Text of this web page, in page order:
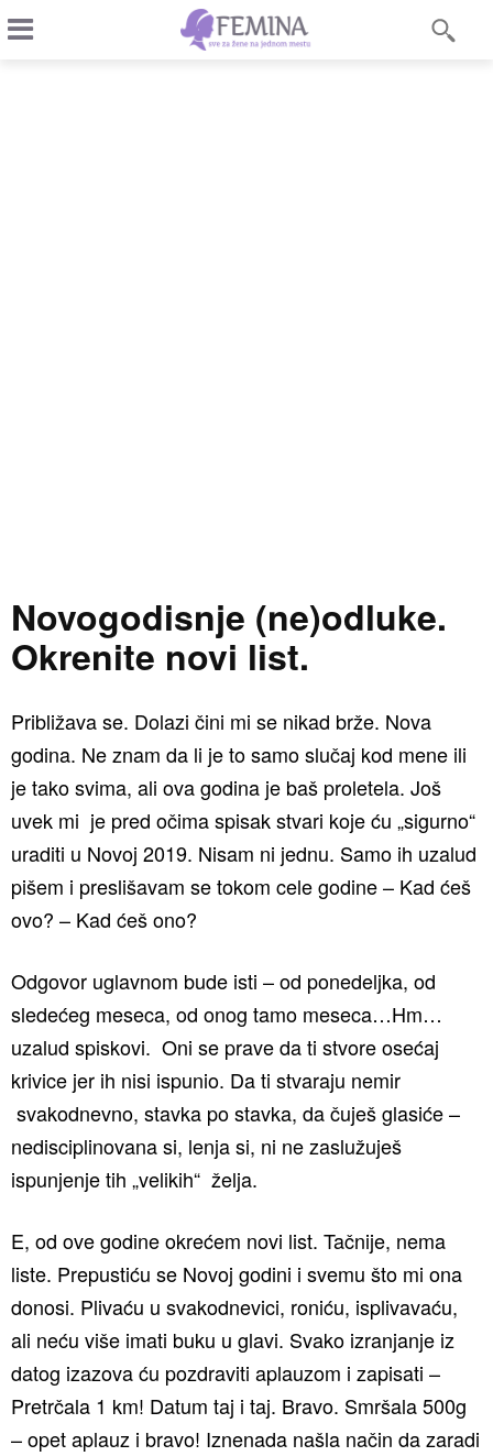
Novogodisnje (ne)odluke.
Okrenite novi list.
Približava se. Dolazi čini mi se nikad brže. Nova
godina. Ne znam da li je to samo slučaj kod mene ili
je tako svima, ali ova godina je baš proletela. Još
uvek mi je pred očima spisak stvari koje ću „sigurno“
uraditi u Novoj 2019. Nisam ni jednu. Samo ih uzalud
pišem i preslišavam se tokom cele godine – Kad ćeš
ovo? – Kad ćeš ono?
Odgovor uglavnom bude isti – od ponedeljka, od
sledećeg meseca, od onog tamo meseca…Hm…
uzalud spiskovi. Oni se prave da ti stvore osećaj
krivice jer ih nisi ispunio. Da ti stvaraju nemir
svakodnevno, stavka po stavka, da čuješ glasiće –
nedisciplinovana si, lenja si, ni ne zaslužuješ
ispunjenje tih „velikih“ želja.
E, od ove godine okrećem novi list. Tačnije, nema
liste. Prepustiću se Novoj godini i svemu što mi ona
donosi. Plivaću u svakodnevici, roniću, isplivavaću,
ali neću više imati buku u glavi. Svako izranjanje iz
datog izazova ću pozdraviti aplauzom i zapisati –
Pretrčala 1 km! Datum taj i taj. Bravo. Smršala 500g
– opet aplauz i bravo! Iznenada našla način da zaradi